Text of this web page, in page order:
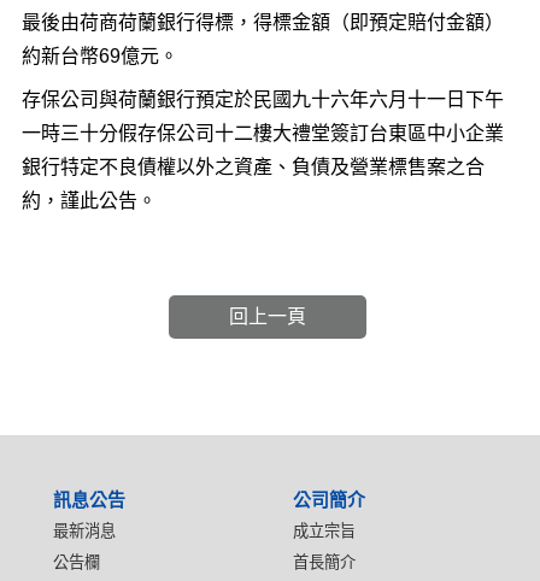
最後由荷商荷蘭銀行得標，得標金額（即預定賠付金額）
約新台幣69億元。
存保公司與荷蘭銀行預定於民國九十六年六月十一日下午
一時三十分假存保公司十二樓大禮堂簽訂台東區中小企業
銀行特定不良債權以外之資產、負債及營業標售案之合
約，謹此公告。
回上一頁
訊息公告
最新消息
公告欄
公司簡介
成立宗旨
首長簡介